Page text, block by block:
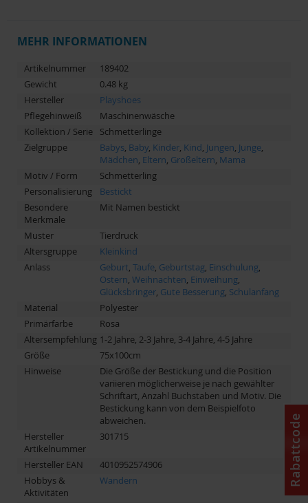
MEHR INFORMATIONEN
Artikelnummer
189402
Gewicht
0.48 kg
Hersteller
Playshoes
Pflegehinweiß
Maschinenwäsche
Kollektion / Serie
Schmetterlinge
Zielgruppe
Babys, Baby, Kinder, Kind, Jungen, Junge,
Mädchen, Eltern, Großeltern, Mama
Motiv / Form
Schmetterling
Personalisierung
Bestickt
Besondere
Merkmale
Mit Namen bestickt
Muster
Tierdruck
Altersgruppe
Kleinkind
Anlass
Geburt, Taufe, Geburtstag, Einschulung,
Ostern, Weihnachten, Einweihung,
Glücksbringer, Gute Besserung, Schulanfang
Material
Polyester
Primärfarbe
Rosa
Altersempfehlung 1-2 Jahre, 2-3 Jahre, 3-4 Jahre, 4-5 Jahre
Größe
75x100cm
Hinweise
Die Größe der Bestickung und die Position
variieren möglicherweise je nach gewählter
Schriftart, Anzahl Buchstaben und Motiv. Die
Bestickung kann von dem Beispielfoto
abweichen.
Hersteller
Artikelnummer
301715
Hersteller EAN
4010952574906
Hobbys &
Aktivitäten
Wandern Rabattcode